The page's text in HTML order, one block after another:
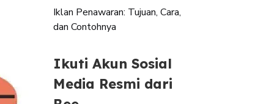
Iklan Penawaran: Tujuan, Cara,
dan Contohnya
Ikuti Akun Sosial
Media Resmi dari